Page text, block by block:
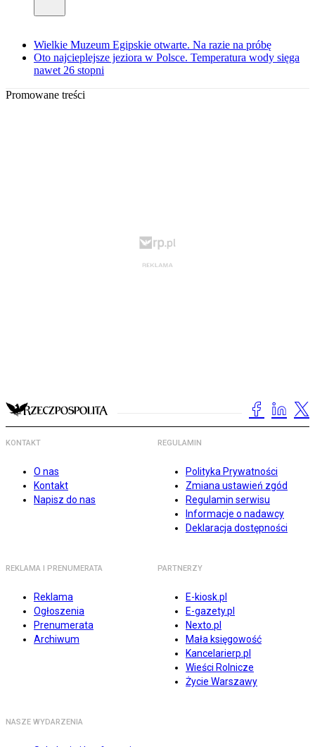
Wielkie Muzeum Egipskie otwarte. Na razie na próbę
Oto najcieplejsze jeziora w Polsce. Temperatura wody sięga
nawet 26 stopni
Promowane treści
KONTAKT
O nas
Kontakt
Napisz do nas
REGULAMIN
Polityka Prywatności
Zmiana ustawień zgód
Regulamin serwisu
Informacje o nadawcy
Deklaracja dostępności
REKLAMA I PRENUMERATA
Reklama
Ogłoszenia
Prenumerata
Archiwum
PARTNERZY
E-kiosk.pl
E-gazety.pl
Nexto.pl
Mała księgowość
Kancelarierp.pl
Wieści Rolnicze
Życie Warszawy
NASZE WYDARZENIA